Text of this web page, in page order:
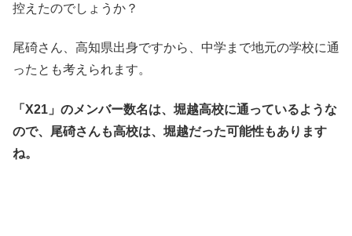
控えたのでしょうか？
尾碕さん、高知県出身ですから、中学まで地元の学校に通
ったとも考えられます。
「X21」のメンバー数名は、堀越高校に通っているような
ので、尾碕さんも高校は、堀越だった可能性もあります
ね。